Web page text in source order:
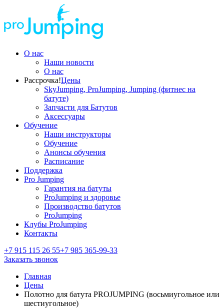
О нас
Наши новости
О нас
Рассрочка!Цены
SkyJumping, ProJumping, Jumping (фитнес на
батуте)
Запчасти для Батутов
Аксессуары
Обучение
Наши инструкторы
Обучение
Анонсы обучения
Расписание
Поддержка
Pro Jumping
Гарантия на батуты
ProJumping и здоровье
Производство батутов
ProJumping
Клубы ProJumping
Контакты
+7 915 115 26 55+7 985 365-99-33
Заказать звонок
Главная
Цены
Полотно для батута PROJUMPING (восьмиугольное или
шестиугольное)